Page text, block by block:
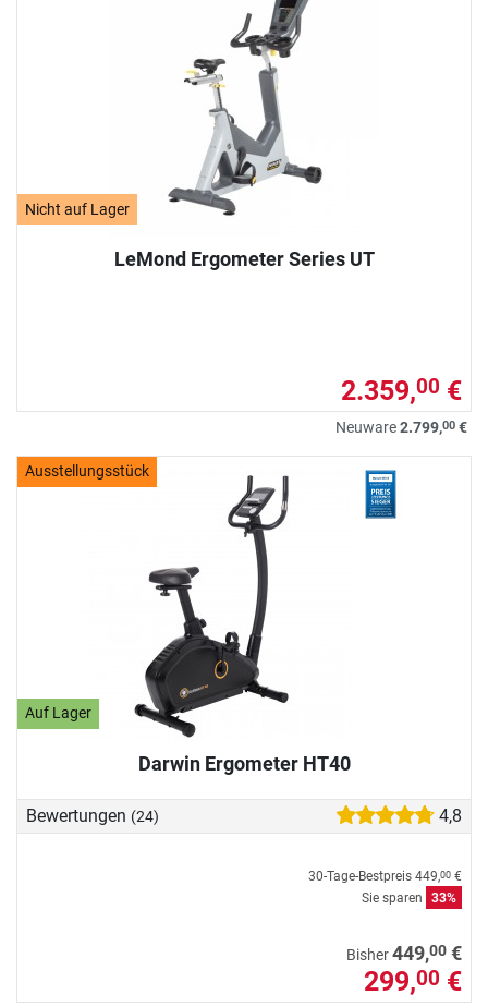
Nicht auf Lager
LeMond Ergometer Series UT
2.359,00 €
Neuware2.799,00 €
Ausstellungsstück
Auf Lager
Darwin Ergometer HT40
Bewertungen (24) 4,8
30-Tage-Bestpreis 449,00 €
Sie sparen
33%
Bisher449,00 €
299,00 €